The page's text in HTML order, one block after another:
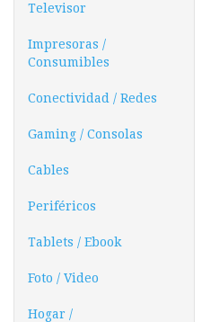
Televisor
Impresoras /
Consumibles
Conectividad / Redes
Gaming / Consolas
Cables
Periféricos
Tablets / Ebook
Foto / Video
Hogar /